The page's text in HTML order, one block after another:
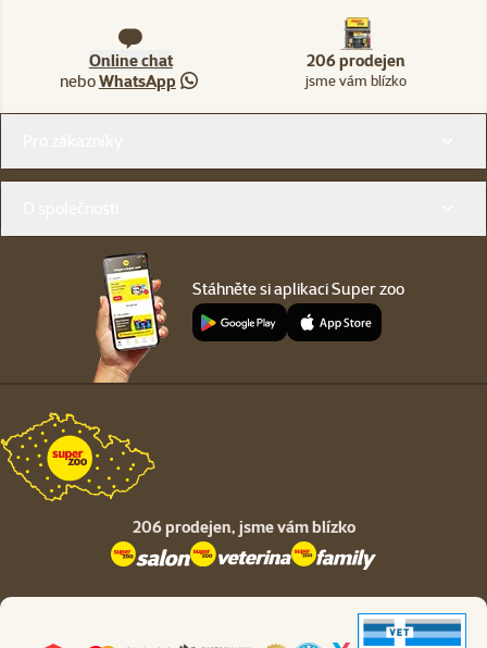
Online chat
neboWhatsApp
206 prodejen
jsme vám blízko
Stáhněte si aplikaci Super zoo
206 prodejen, jsme vám blízko